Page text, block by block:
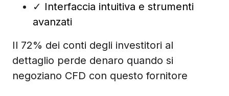
✓ Interfaccia intuitiva e strumenti
avanzati
Il 72% dei conti degli investitori al
dettaglio perde denaro quando si
negoziano CFD con questo fornitore